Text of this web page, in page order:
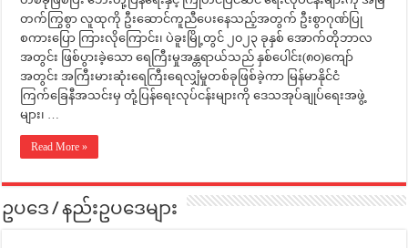
တက်ကြွစွာ လူထုကို ဦးဆောင်ကူညီပေးနေသည့်အတွက် ဦးစွာဂုဏ်ပြု
စကားပြော ကြားလိုကြောင်း၊ ပဲခူးမြို့တွင် ၂၀၂၃ ခုနှစ် အောက်တိုဘာလ
အတွင်း ဖြစ်ပွားခဲ့သော ရေကြီးမှုအန္တရာယ်သည် နှစ်ပေါင်း(၈၀)ကျော်
အတွင်း အကြီးမားဆုံးရေကြီးရေလျှံမှုတစ်ခုဖြစ်ခဲ့ကာ မြန်မာနိုင်ငံ
ကြက်ခြေနီအသင်းမှ တုံ့ပြန်ရေးလုပ်ငန်းများကို ဒေသအုပ်ချုပ်ရေးအဖွဲ့
များ၊ …
Read More »
ဥပဒေ / နည်းဥပဒေများ